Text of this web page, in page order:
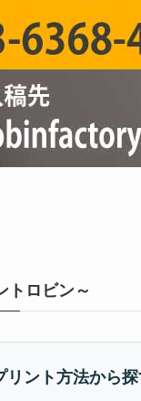
トロビン～
リント方法から